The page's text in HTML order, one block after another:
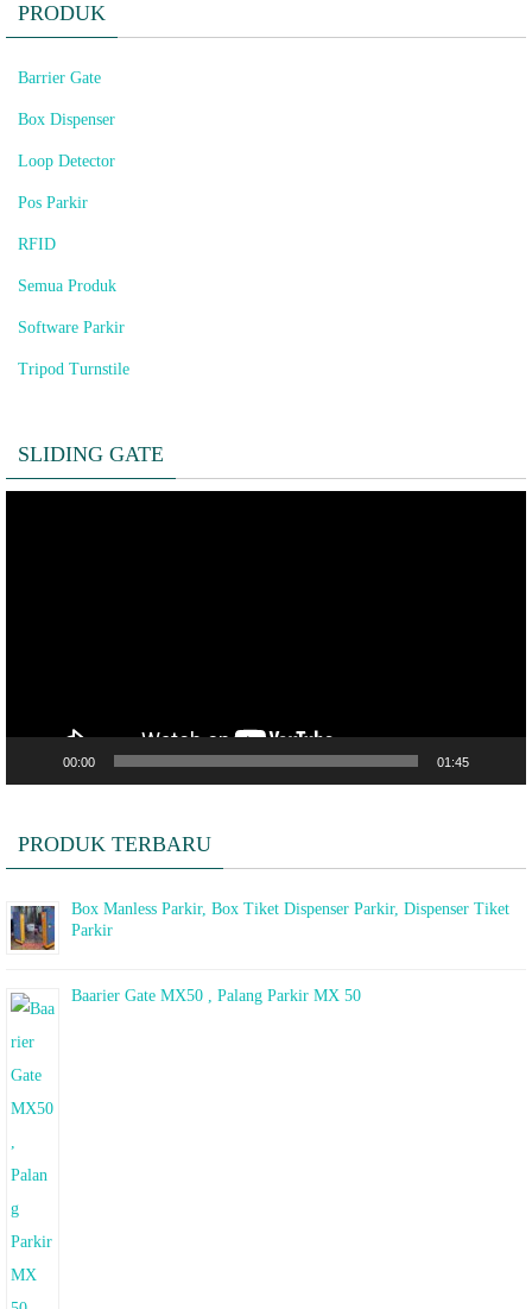
PRODUK
Barrier Gate
Box Dispenser
Loop Detector
Pos Parkir
RFID
Semua Produk
Software Parkir
Tripod Turnstile
SLIDING GATE
00:00 01:45
PRODUK TERBARU
Box Manless Parkir, Box Tiket Dispenser Parkir, Dispenser Tiket
Parkir
Baarier Gate MX50 , Palang Parkir MX 50